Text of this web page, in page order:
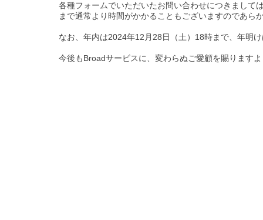
各種フォームでいただいたお問い合わせにつきまして
まで通常より時間がかかることもございますのであら
なお、年内は2024年12月28日（土）18時まで、年明
今後もBroadサービスに、変わらぬご愛顧を賜ります